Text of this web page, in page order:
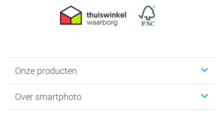
Onze producten
Fotoboeken
Over smartphoto